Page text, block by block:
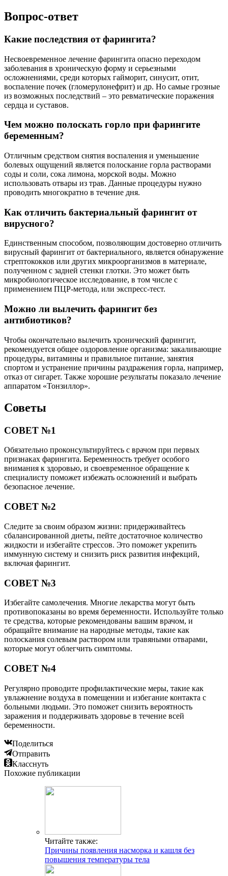
Вопрос-ответ
Какие последствия от фарингита?
Несвоевременное лечение фарингита опасно переходом
заболевания в хроническую форму и серьезными
осложнениями, среди которых гайморит, синусит, отит,
воспаление почек (гломерулонефрит) и др. Но самые грозные
из возможных последствий – это ревматические поражения
сердца и суставов.
Чем можно полоскать горло при фарингите
беременным?
Отличным средством снятия воспаления и уменьшение
болевых ощущений является полоскание горла растворами
соды и соли, сока лимона, морской воды. Можно
использовать отвары из трав. Данные процедуры нужно
проводить многократно в течение дня.
Как отличить бактериальный фарингит от
вирусного?
Единственным способом, позволяющим достоверно отличить
вирусный фарингит от бактериального, является обнаружение
стрептококков или других микроорганизмов в материале,
полученном с задней стенки глотки. Это может быть
микробиологическое исследование, в том числе с
применением ПЦР-метода, или экспресс-тест.
Можно ли вылечить фарингит без
антибиотиков?
Чтобы окончательно вылечить хронический фарингит,
рекомендуется общее оздоровление организма: закаливающие
процедуры, витамины и правильное питание, занятия
спортом и устранение причины раздражения горла, например,
отказ от сигарет. Также хорошие результаты показало лечение
аппаратом «Тонзиллор».
Советы
СОВЕТ №1
Обязательно проконсультируйтесь с врачом при первых
признаках фарингита. Беременность требует особого
внимания к здоровью, и своевременное обращение к
специалисту поможет избежать осложнений и выбрать
безопасное лечение.
СОВЕТ №2
Следите за своим образом жизни: придерживайтесь
сбалансированной диеты, пейте достаточное количество
жидкости и избегайте стрессов. Это поможет укрепить
иммунную систему и снизить риск развития инфекций,
включая фарингит.
СОВЕТ №3
Избегайте самолечения. Многие лекарства могут быть
противопоказаны во время беременности. Используйте только
те средства, которые рекомендованы вашим врачом, и
обращайте внимание на народные методы, такие как
полоскания солевым раствором или травяными отварами,
которые могут облегчить симптомы.
СОВЕТ №4
Регулярно проводите профилактические меры, такие как
увлажнение воздуха в помещении и избегание контакта с
больными людьми. Это поможет снизить вероятность
заражения и поддерживать здоровье в течение всей
беременности.
Поделиться
Отправить
Класснуть
Похожие публикации
Читайте также:
Причины появления насморка и кашля без
повышения температуры тела